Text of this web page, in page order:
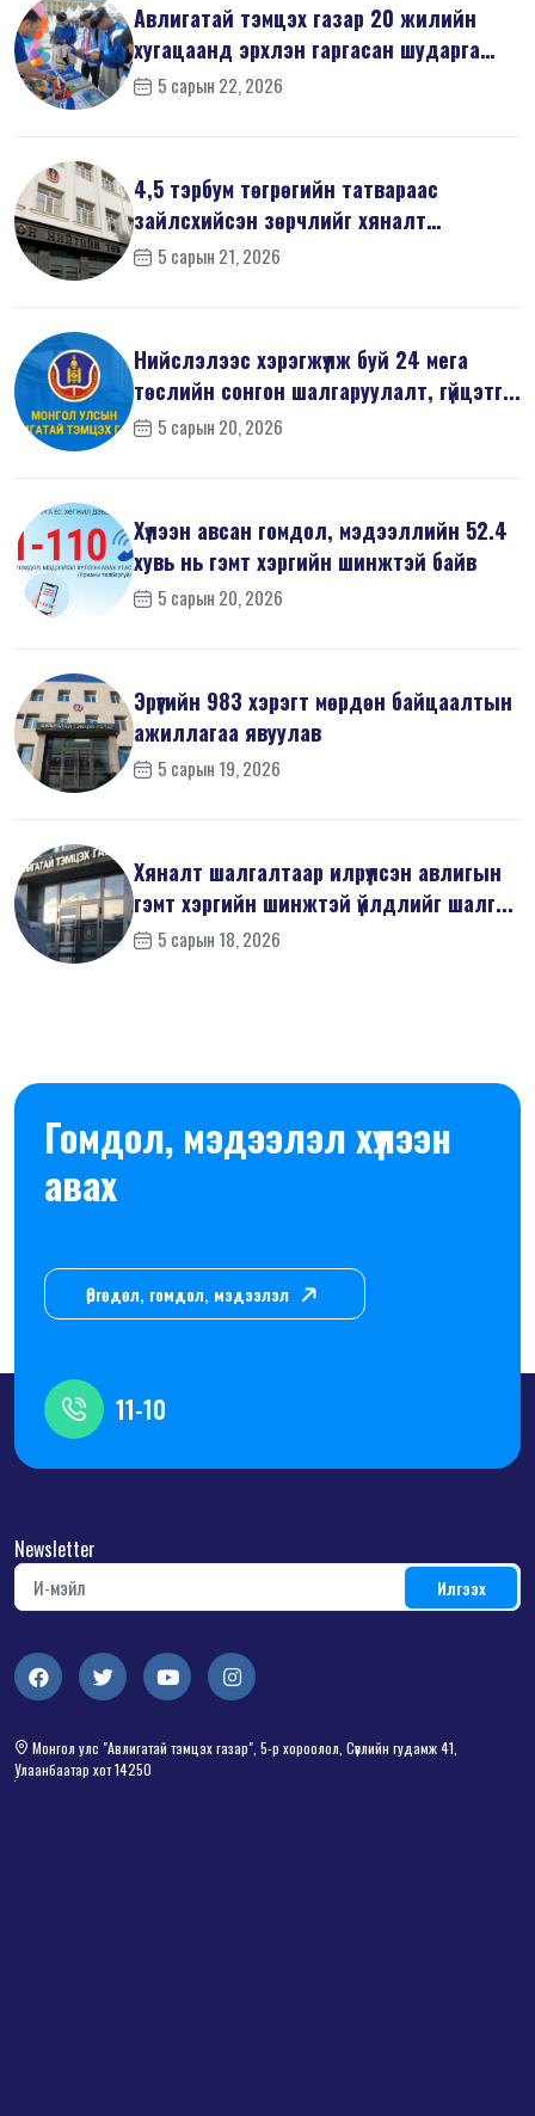
Авлигатай тэмцэх газар 20 жилийн
хугацаанд эрхлэн гаргасан шударга
ёсн...5 сарын 22, 2026
4,5 тэрбум төгрөгийн татвараас
зайлсхийсэн зөрчлийг хяналт
шалгалтаар ...
5 сарын 21, 2026
Нийслэлээс хэрэгжүүлж буй 24 мега
төслийн сонгон шалгаруулалт, гүйцэтг...
5 сарын 20, 2026
Хүлээн авсан гомдол, мэдээллийн 52.4
хувь нь гэмт хэргийн шинжтэй байв
5 сарын 20, 2026
Эрүүгийн 983 хэрэгт мөрдөн байцаалтын
ажиллагаа явуулав
5 сарын 19, 2026
Хяналт шалгалтаар илрүүлсэн авлигын
гэмт хэргийн шинжтэй үйлдлийг шалг...
5 сарын 18, 2026
Гомдол, мэдээлэл хүлээн
авах
Өргөдөл, гомдол, мэдээлэл
11-10
Newsletter
Монгол улс "Авлигатай тэмцэх газар", 5-р хороолол, Сөүлийн гудамж 41,
Улаанбаатар хот 14250